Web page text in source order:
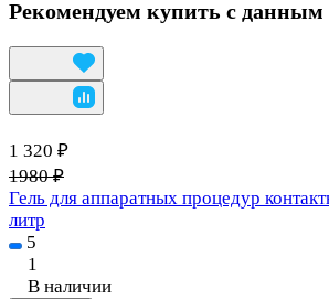
Рекомендуем купить с данным
1 320 ₽
1980 ₽
Гель для аппаратных процедур
литр
5
1
В наличии